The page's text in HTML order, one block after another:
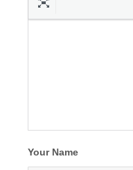
Your Name